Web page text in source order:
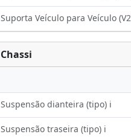
Suporta Veículo para Veículo
Chassi
Suspensão dianteira (tipo) ℹ️
Suspensão traseira (tipo) ℹ️